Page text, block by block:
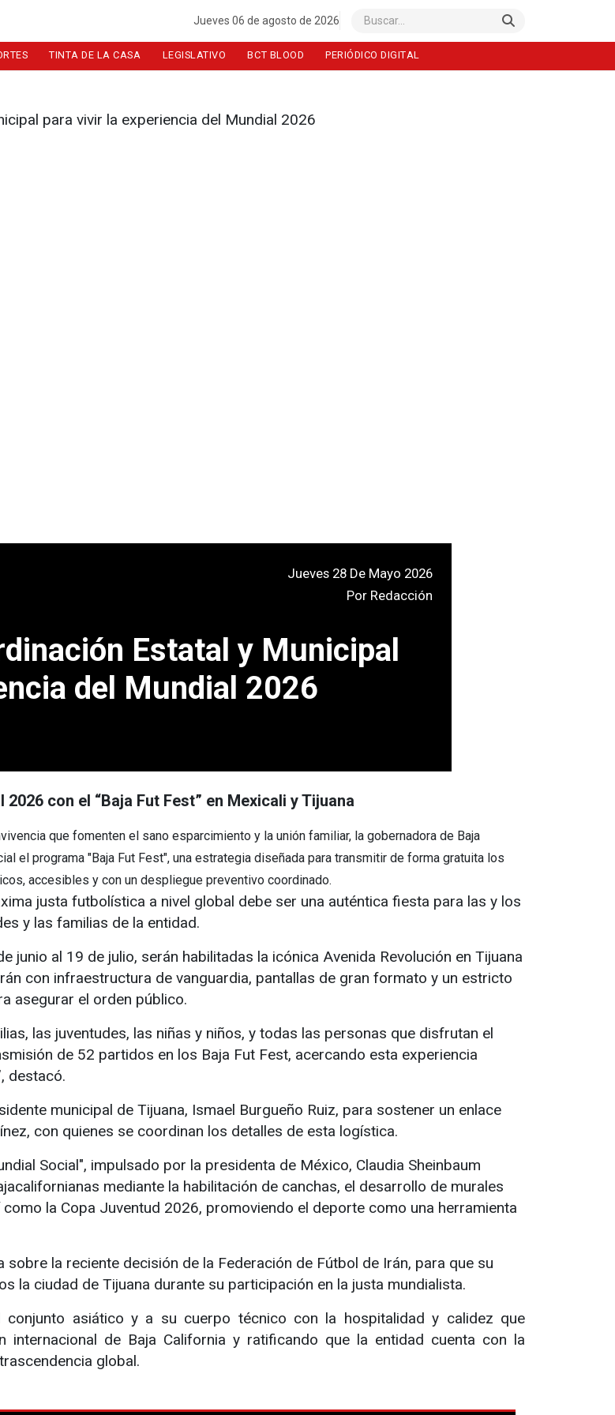
Jueves 06 de agosto de 2026 Buscar
TINTA DE LA CASA LEGISLATIVO BCT BLOOD PERIÓDICO DIGITAL
Jueves 28 De Mayo 2026
Por Redacción
Estatal y Municipal
del Mundial 2026
con el “Baja Fut Fest” en Mexicali y Tijuana
que fomenten el sano esparcimiento y la unión familiar, la gobernadora de Baja
el programa "Baja Fut Fest", una estrategia diseñada para transmitir de forma gratuita los
accesibles y con un despliegue preventivo coordinado.
justa futbolística a nivel global debe ser una auténtica fiesta para las y los
y las familias de la entidad.
junio al 19 de julio, serán habilitadas la icónica Avenida Revolución en Tijuana
con infraestructura de vanguardia, pantallas de gran formato y un estricto
asegurar el orden público.
las juventudes, las niñas y niños, y todas las personas que disfrutan el
de 52 partidos en los Baja Fut Fest, acercando esta experiencia
destacó.
municipal de Tijuana, Ismael Burgueño Ruiz, para sostener un enlace
con quienes se coordinan los detalles de esta logística.
Social", impulsado por la presidenta de México, Claudia Sheinbaum
mediante la habilitación de canchas, el desarrollo de murales
la Copa Juventud 2026, promoviendo el deporte como una herramienta
la reciente decisión de la Federación de Fútbol de Irán, para que su
la ciudad de Tijuana durante su participación en la justa mundialista.
asiático y a su cuerpo técnico con la hospitalidad y calidez que
internacional de Baja California y ratificando que la entidad cuenta con la
global.